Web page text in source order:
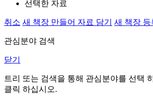
선택한 자료
취소 새 책장 만들어 자료 담기 새 책장 등
관심분야 검색
닫기
트리 또는 검색을 통해 관심분야를 선택
클릭 하십시오.